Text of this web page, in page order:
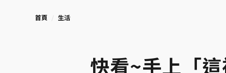
首頁 生活
快看~手上「